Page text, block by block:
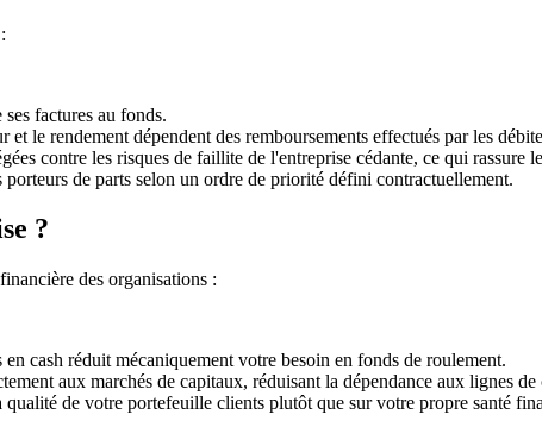
factures au fonds.
le rendement dépendent des remboursements effectués par les
contre les risques de faillite de l'entreprise cédante, ce qui rassure
porteurs de parts selon un ordre de priorité défini contractuellement.
?
des organisations :
cash réduit mécaniquement votre besoin en fonds de roulement.
aux marchés de capitaux, réduisant la dépendance aux lignes de
de votre portefeuille clients plutôt que sur votre propre santé